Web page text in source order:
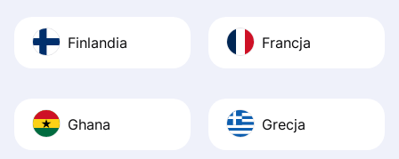
Finlandia Francja
Ghana Grecja